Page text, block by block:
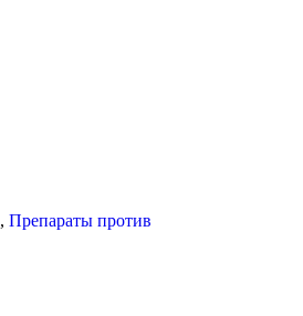
, Препараты против